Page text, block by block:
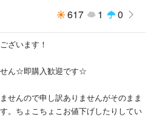
617 1 0
ざいます！
ん☆即購入歓迎です☆
せんので申し訳ありませんがそのまま
。ちょこちょこお値下げしたりしてい